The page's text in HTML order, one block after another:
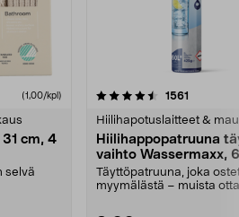
(1,00/kpl)
cm, 4
selvä
1561
Hiilihapotuslaitteet &
Hiilihappopatruuna
vaihto Wassermaxx,
Täyttöpatruuna, joka
myymälästä – muista
4.5viidestä